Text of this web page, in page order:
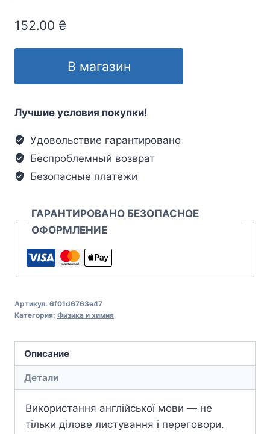
152.00 ₴
В магазин
Лучшие условия покупки!
Удовольствие гарантировано
Беспроблемный возврат
Безопасные платежи
ГАРАНТИРОВАНО БЕЗОПАСНОЕ
ОФОРМЛЕНИЕ
Артикул: 6f01d6763e47
Категория: Физика и химия
Описание
Детали
Використання англійської мови — не
тільки ділове листування і переговори.